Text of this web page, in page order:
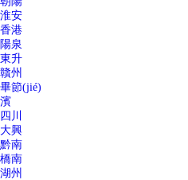
淮安
香港
陽泉
東升
贛州
畢節(jié)
濱
四川
大興
黔南
橋南
湖州